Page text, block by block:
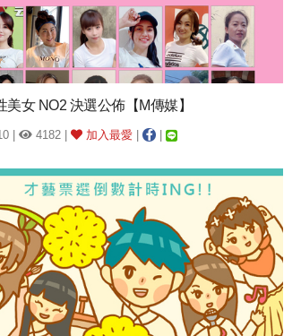
美女 NO2 決選公佈【M傳媒】
| 4182 | 加入最愛